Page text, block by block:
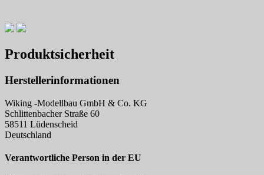
Produktsicherheit
Herstellerinformationen
Wiking -Modellbau GmbH & Co. KG
Schlittenbacher Straße 60
58511 Lüdenscheid
Deutschland
Verantwortliche Person in der EU